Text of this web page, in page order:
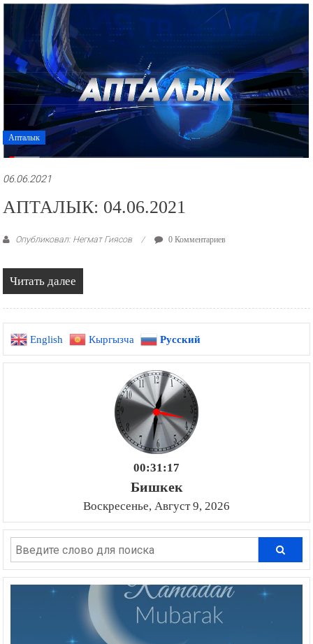
рекламные
и
презентации.
Апталык
06.06.2021
АПТАЛЫК: 04.06.2021
Опубликовал: Негмат Гиясов 0 Комментариев
Читать далее
English Кыргызча Русский
00:31:17
Бишкек
Воскресенье, Август 9, 2026